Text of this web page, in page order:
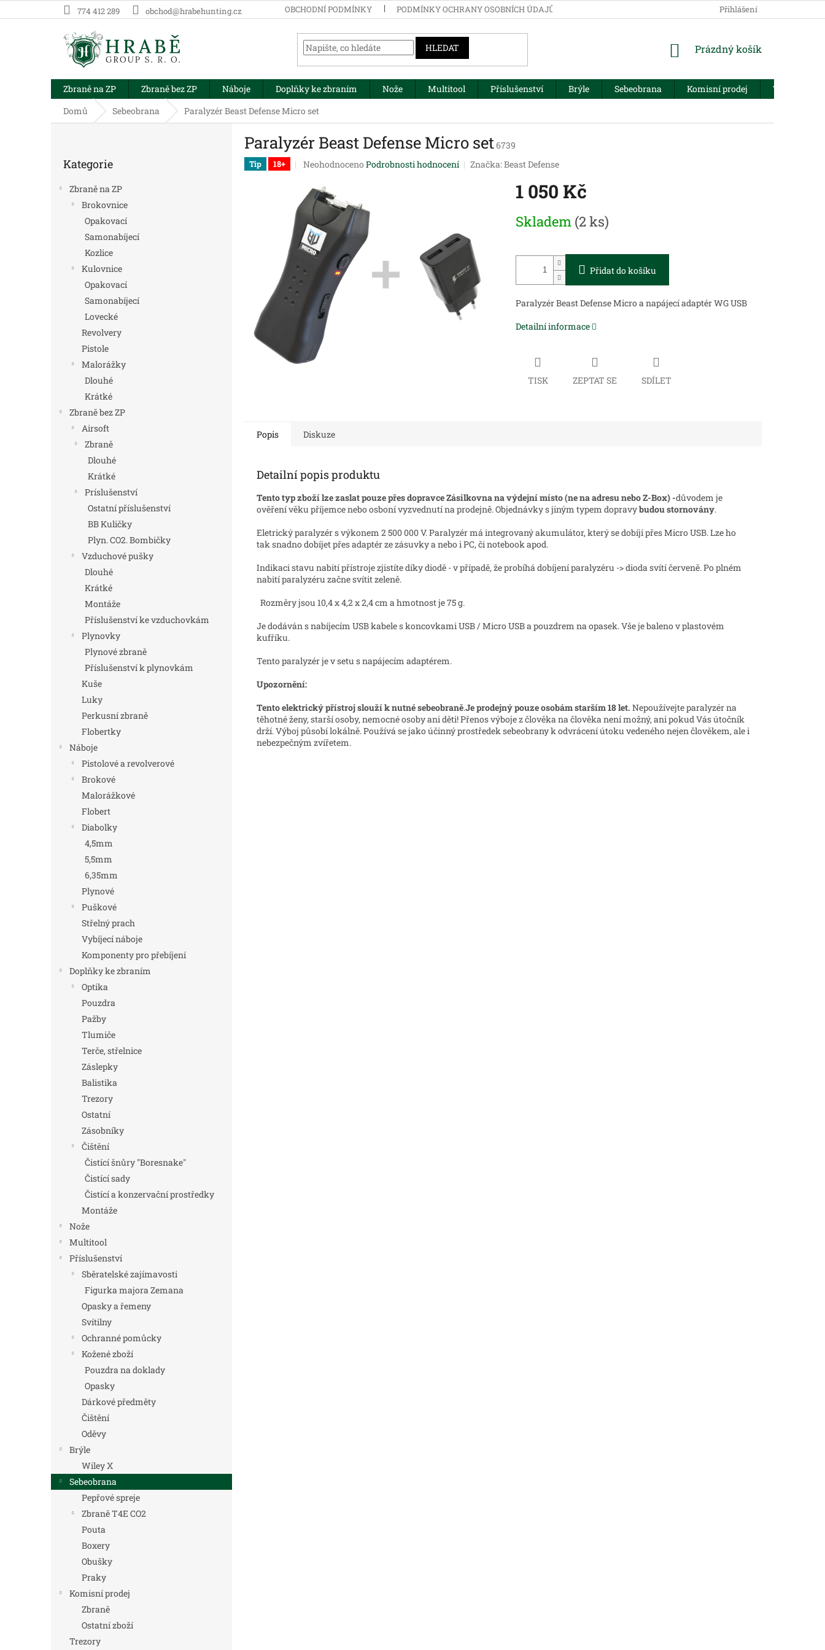
na
774 412 289 obchod@hrabehunting.cz OBCHODNÍ PODMÍNKY PODMÍNKY OCHRANY OSOBNÍCH ÚDAJŮ Přihlášení
HLEDAT
NÁKUPNÍ
Prázdný košík
Zbraně na ZP Zbraně bez ZP Náboje Doplňky ke zbraním Nože Multitool Příslušenství Brýle Sebeobrana Komisní prodej
Trezory
Domů
Sebeobrana Paralyzér Beast Defense Micro set
kategorie
Kategorie
Zbraně na ZP
Brokovnice
Opakovací
Samonabíjecí
Kozlice
Kulovnice
Opakovací
Samonabíjecí
Lovecké
Revolvery
Pistole
Malorážky
Dlouhé
Krátké
Zbraně bez ZP
Airsoft
Zbraně
Dlouhé
Krátké
Príslušenství
Ostatní příslušenství
BB Kuličky
Plyn. CO2. Bombičky
Vzduchové pušky
Dlouhé
Krátké
Montáže
Příslušenství ke vzduchovkám
Plynovky
Plynové zbraně
Příslušenství k plynovkám
Kuše
Luky
Perkusní zbraně
Flobertky
Náboje
Pistolové a revolverové
Brokové
Malorážkové
Flobert
Diabolky
4,5mm
5,5mm
6,35mm
Plynové
Puškové
Střelný prach
Vybíjecí náboje
Komponenty pro přebíjení
Doplňky ke zbraním
Optika
Pouzdra
Pažby
Tlumiče
Terče, střelnice
Záslepky
Balistika
Trezory
Ostatní
Zásobníky
Čištění
Čistící šnůry "Boresnake"
Čistící sady
Čistící a konzervační prostředky
Montáže
Nože
Multitool
Příslušenství
Sběratelské zajímavosti
Figurka majora Zemana
Opasky a řemeny
Svítilny
Ochranné pomůcky
Kožené zboží
Pouzdra na doklady
Opasky
Dárkové předměty
Čištění
Oděvy
Brýle
Wiley X
Sebeobrana
Pepřové spreje
Zbraně T4E CO2
Pouta
Boxery
Obušky
Praky
Komisní prodej
Zbraně
Ostatní zboží
Trezory
Paralyzér Beast Defense Micro set6739
Tip 18+
Průměrné
produktu
je
0,0
z
5
hvězdiček.
Neohodnoceno Podrobnosti hodnocení Značka:Beast Defense
1 050 Kč
cena:
Skladem (2 ks)
Přidat do košíku
Paralyzér Beast Defense Micro a napájecí adaptér WG USB
Detailní informace
TISK ZEPTAT SE SDÍLET
Popis Diskuze
Detailní popis produktu
Tento typ zboží lze zaslat pouze přes dopravce Zásilkovna na výdejní místo (ne na adresu nebo Z-Box) -důvodem je
ověření věku příjemce nebo osboní vyzvednutí na prodejně. Objednávky s jiným typem dopravybudou stornovány.
Eletrický paralyzér s výkonem 2 500 000 V. Paralyzér má integrovaný akumulátor, který se dobíjí přes Micro USB. Lze ho
tak snadno dobíjet přes adaptér ze zásuvky a nebo i PC, či notebook apod.
Indikaci stavu nabití přístroje zjistíte díky diodě - v případě, že probíhá dobíjení paralyzéru -> dioda svítí červeně. Po plném
nabití paralyzéru začne svítit zeleně.
Rozměry jsou 10,4 x 4,2 x 2,4 cm a hmotnost je 75 g.
Je dodáván s nabíjecím USB kabele s koncovkami USB / Micro USB a pouzdrem na opasek. Vše je baleno v plastovém
kufříku.
Tento paralyzér je v setu s napájecím adaptérem.
Upozornění:
Tento elektrický přístroj slouží k nutné sebeobraně.Je prodejný pouze osobám starším 18 let. Nepoužívejte paralyzér na
těhotné ženy, starší osoby, nemocné osoby ani děti! Přenos výboje z člověka na člověka není možný, ani pokud Vás útočník
drží. Výboj působí lokálně. Používá se jako účinný prostředek sebeobrany k odvrácení útoku vedeného nejen člověkem, ale i
nebezpečným zvířetem.